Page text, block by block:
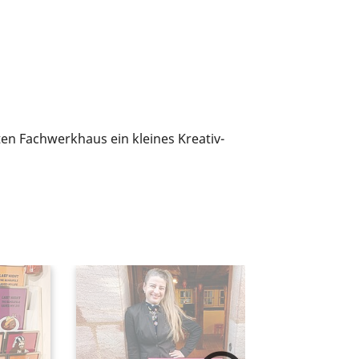
Fachwerkhaus ein kleines Kreativ-